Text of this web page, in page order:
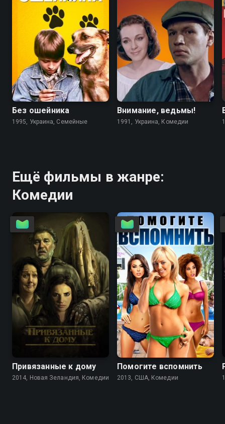
6.7 4.6
Без ошейника
1995, Украина, Семейные
5.6
Внимание, ведьмы!
1991, Украина, Комедии
Ещё фильмы в жанре:
Комедии
6.7
Привязанные к дому
2014, Новая Зеландия, Комедии
3.5 2.6
Помогите вспомнить
2013, США, Комедии